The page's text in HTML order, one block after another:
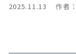
2025.11.13 作者：